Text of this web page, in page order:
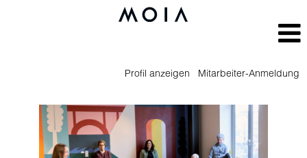
Profil anzeigen Mitarbeiter-Anmeldung